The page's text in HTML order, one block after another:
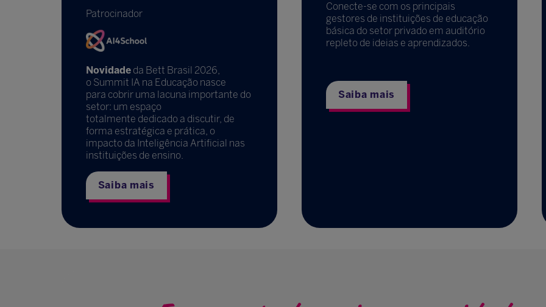
Patrocinador
Novidadeda Bett Brasil 2026,
o Summit IA na Educação nasce
para cobrir uma lacuna importante do
setor: um espaço
totalmente dedicado a discutir, de
forma estratégica e prática, o
impacto da Inteligência Artificial nas
instituições de ensino.
Saiba mais
Conecte-se com os principais
gestores de instituições de educação
básica do setor privado em auditório
repleto de ideias e aprendizados.
Saiba mais